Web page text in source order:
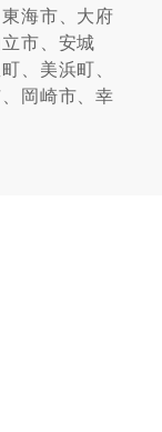
海市、大府
市、安城
、美浜町、
岡崎市、幸